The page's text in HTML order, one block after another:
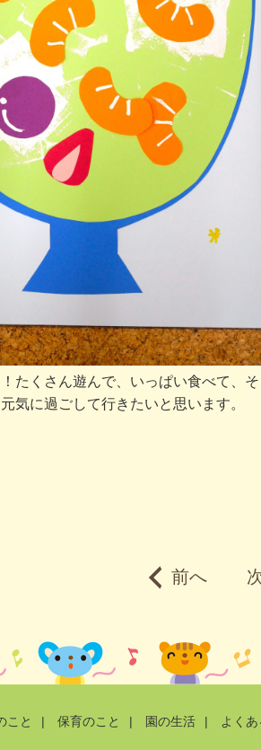
たくさん遊んで、いっぱい食べて、そ
気に過ごして行きたいと思います。
前へ
こと | 保育のこと | 園の生活 | よくあ